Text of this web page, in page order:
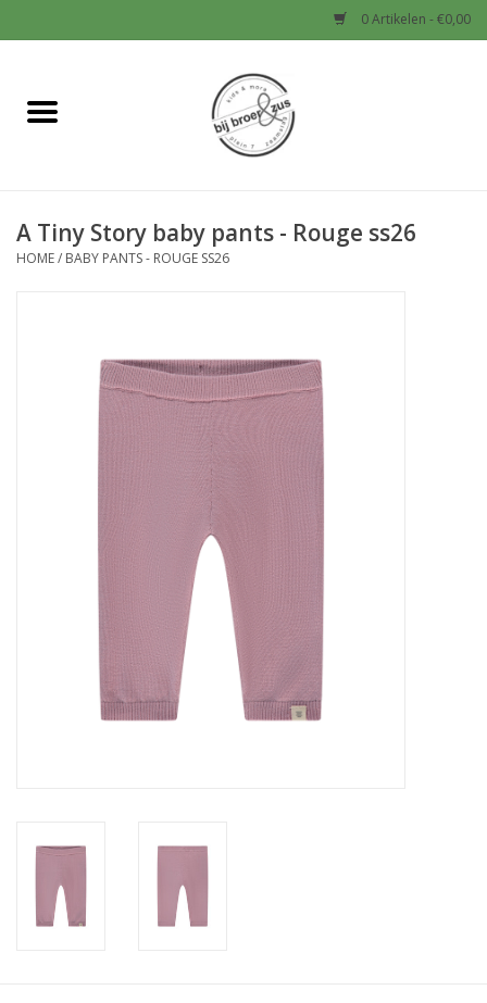
0 Artikelen - €0,00
Home
Baby
A Tiny Story baby pants - Rouge ss26
HOME/ BABY PANTS - ROUGE SS26